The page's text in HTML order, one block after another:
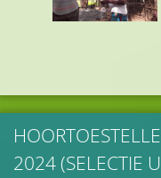
2024 (SELECTIE